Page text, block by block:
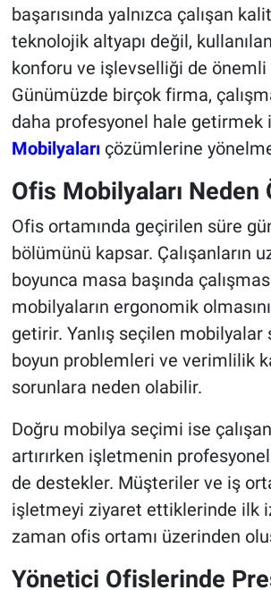
başarısında yalnızca çalışan
teknolojik altyapı değil,
konforu ve işlevselliği de önemli
Günümüzde birçok firma,
daha profesyonel hale getirmek
Mobilyalarıçözümlerine
Ofis Mobilyaları Neden
Ofis ortamında geçirilen süre
bölümünü kapsar. Çalışanların
boyunca masa başında
mobilyaların ergonomik
getirir. Yanlış seçilen mobilyalar
boyun problemleri ve verimlilik
sorunlara neden olabilir.
Doğru mobilya seçimi ise
artırırken işletmenin
de destekler. Müşteriler ve iş
işletmeyi ziyaret ettiklerinde ilk
zaman ofis ortamı üzerinden
Yönetici Ofislerinde
Bilim ve Teknoloji